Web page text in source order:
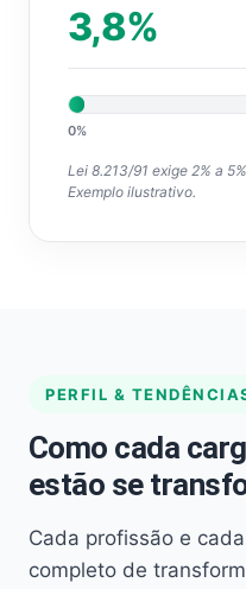
3,8%
0%
Lei 8.213/91 exige 2% a
Exemplo ilustrativo.
PERFIL &
Como cada
estão se
Cada profissão e
completo de